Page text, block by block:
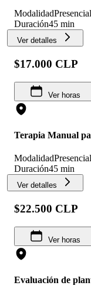
ModalidadPresencial
Duración45 min
Ver detalles
$17.000 CLP
Ver horas
Terapia Manual
ModalidadPresencial
Duración45 min
Ver detalles
$22.500 CLP
Ver horas
Evaluación de